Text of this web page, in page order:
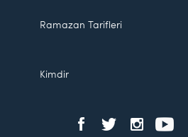
Ramazan Tarifleri
Kimdir